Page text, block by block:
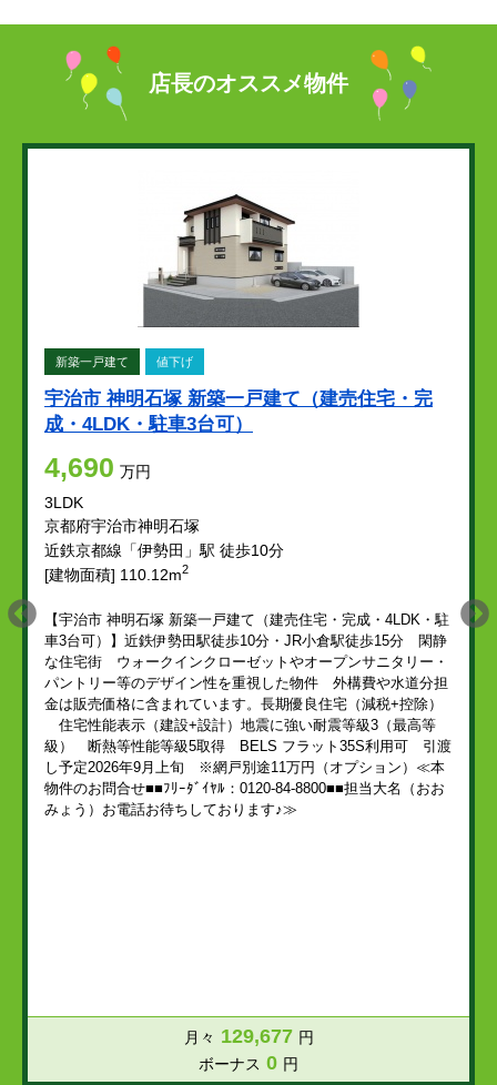
店長のオススメ物件
新築一戸建て 値下げ
宇治市 神明石塚 新築一戸建て（建売住宅・完
成・4LDK・駐車3台可）
4,690 万円
3LDK
京都府宇治市神明石塚
近鉄京都線「伊勢田」駅 徒歩10分
[建物面積] 110.12m2
【宇治市 神明石塚 新築一戸建て（建売住宅・完成・4LDK・駐
車3台可）】近鉄伊勢田駅徒歩10分・JR小倉駅徒歩15分 閑静
な住宅街 ウォークインクローゼットやオープンサニタリー・
パントリー等のデザイン性を重視した物件 外構費や水道分担
金は販売価格に含まれています。長期優良住宅（減税+控除）
住宅性能表示（建設+設計）地震に強い耐震等級3（最高等
級） 断熱等性能等級5取得 BELS フラット35S利用可 引渡
し予定2026年9月上旬 ※網戸別途11万円（オプション）≪本
物件のお問合せ■■ﾌﾘｰﾀﾞｲﾔﾙ：0120-84-8800■■担当大名（おお
みょう）お電話お待ちしております♪≫
月々 129,677 円
ボーナス 0 円